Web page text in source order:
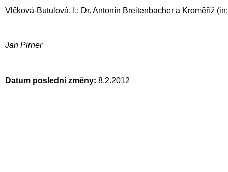
Vlčková-Butulová, I.: Dr. Antonín Breitenbacher a Kroměříž
Jan Pirner
Datum poslední změny: 8.2.2012